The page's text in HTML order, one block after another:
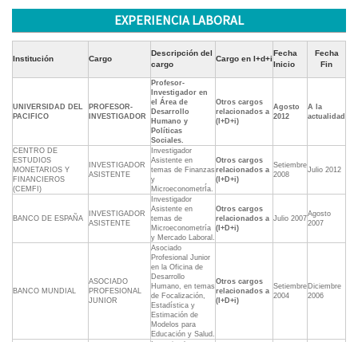
EXPERIENCIA LABORAL
Institución Cargo
Descripción del
cargo
Cargo en I+d+i
Fecha
Inicio
Fecha
Fin
UNIVERSIDAD DEL
PACIFICO
PROFESOR-
INVESTIGADOR
Profesor-
Investigador en
el Área de
Desarrollo
Humano y
Políticas
Sociales.
Otros cargos
relacionados a
(I+D+i)
Agosto
2012
A la
actualidad
CENTRO DE
ESTUDIOS
MONETARIOS Y
FINANCIEROS
(CEMFI)
INVESTIGADOR
ASISTENTE
Investigador
Asistente en
temas de Finanzas
y
MicroeconometrÍa.
Otros cargos
relacionados a
(I+D+i)
Setiembre
2008
Julio 2012
BANCO DE ESPAÑA
INVESTIGADOR
ASISTENTE
Investigador
Asistente en
temas de
Microeconometría
y Mercado Laboral.
Otros cargos
relacionados a
(I+D+i)
Julio 2007
Agosto
2007
BANCO MUNDIAL
ASOCIADO
PROFESIONAL
JUNIOR
Asociado
Profesional Junior
en la Oficina de
Desarrollo
Humano, en temas
de Focalización,
Estadística y
Estimación de
Modelos para
Educación y Salud.
Otros cargos
relacionados a
(I+D+i)
Setiembre
2004
Diciembre
2006